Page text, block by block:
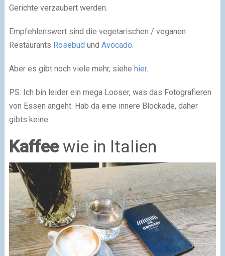
Gerichte verzaubert werden.
Empfehlenswert sind die vegetarischen / veganen
Restaurants Rosebud und Avocado.
Aber es gibt noch viele mehr, siehe hier.
PS: Ich bin leider ein mega Looser, was das Fotografieren
von Essen angeht. Hab da eine innere Blockade, daher
gibts keine.
Kaffeewie in Italien